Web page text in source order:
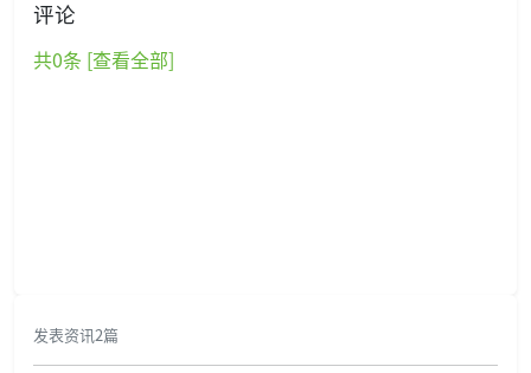
评论
共0条 [查看全部]
发表资讯2篇